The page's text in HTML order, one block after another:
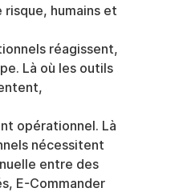
risque, humains et
réagissent,
Là où les outils
opérationnel. Là
nécessitent
entre des
E-Commander